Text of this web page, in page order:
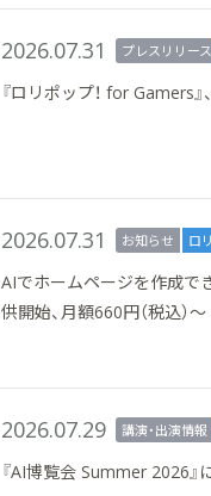
2026.07.31 プレスリリース
『ロリポップ！ for Gamers
2026.07.31 お知らせ ロ
AIでホームページを作成で
供開始、月額660円（税込）～
2026.07.29 講演・出演情報
『AI博覧会 Summer 2026』